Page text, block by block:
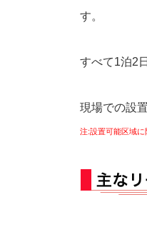
す。
すべて1泊2
現場での設
注:設置可能区域に